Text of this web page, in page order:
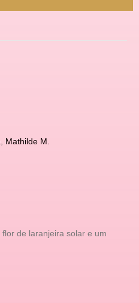
Mathilde M.
de laranjeira solar e um